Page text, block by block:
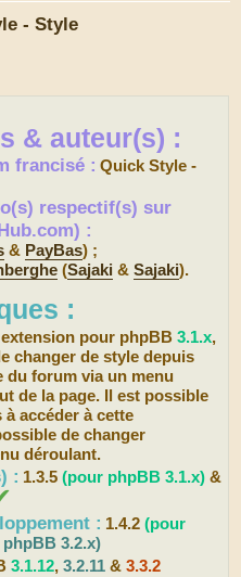
- Style
& auteur(s) :
francisé : Quick Style -
respectif(s) sur
:
& PayBas) ;
(Sajaki &Sajaki).
:
extension pour phpBB3.1.x,
changer de style depuis
du forum via un menu
de la page. Il est possible
accéder à cette
de changer
déroulant.
: 1.3.5(pour phpBB 3.1.x) &
: 1.4.2(pour
3.2.x)
3.1.12,3.2.11 &3.3.2